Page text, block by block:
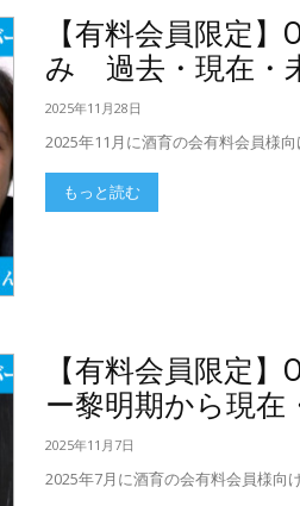
【有料会員限定
み 過去・現在・
2025年11月28日
2025年11月に酒育の会有料会員様
もっと読む
【有料会員限定
ー黎明期から現在
2025年11月7日
2025年7月に酒育の会有料会員様向